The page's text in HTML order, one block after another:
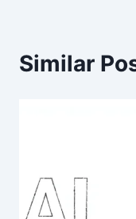
Similar